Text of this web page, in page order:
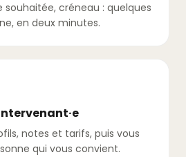
créneau : quelques
en deux minutes.
notes et tarifs, puis vous
qui vous convient.